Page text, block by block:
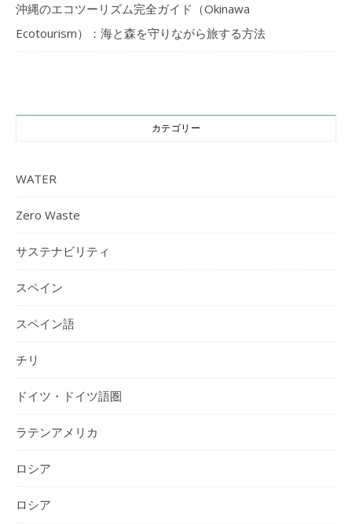
沖縄のエコツーリズム完全ガイド（Okinawa
Ecotourism）：海と森を守りながら旅する方法
カテゴリー
WATER
Zero Waste
サステナビリティ
スペイン
スペイン語
チリ
ドイツ・ドイツ語圏
ラテンアメリカ
ロシア
ロシア